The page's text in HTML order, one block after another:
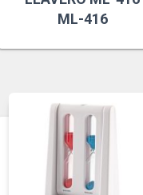
ML-416